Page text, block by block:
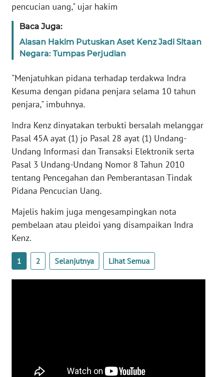
pencucian uang," ujar hakim
Baca Juga:
Alasan Hakim Putuskan Aset Kenz Jadi Sitaan
Negara: Tumpas Perjudian
"Menjatuhkan pidana terhadap terdakwa Indra
Kesuma dengan pidana penjara selama 10 tahun
penjara," imbuhnya.
Indra Kenz dinyatakan terbukti bersalah melanggar
Pasal 45A ayat (1) jo Pasal 28 ayat (1) Undang-
Undang Informasi dan Transaksi Elektronik serta
Pasal 3 Undang-Undang Nomor 8 Tahun 2010
tentang Pencegahan dan Pemberantasan Tindak
Pidana Pencucian Uang.
Majelis hakim juga mengesampingkan nota
pembelaan atau pleidoi yang disampaikan Indra
Kenz.
1 2 Selanjutnya Lihat Semua
WN
WN
JAKARTA
WN
JABAR
WN
BANTEN
NTT
WN